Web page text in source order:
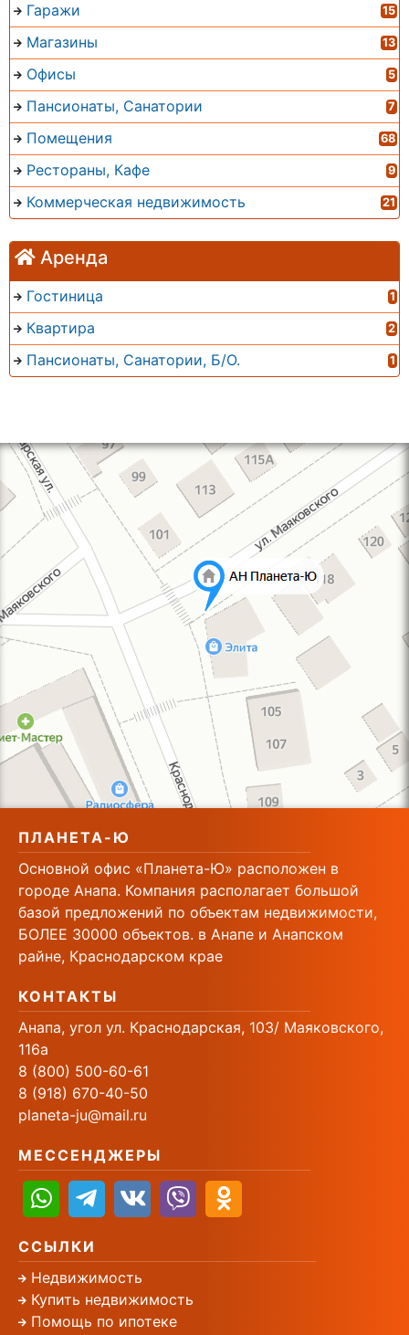
Гаражи 15
Магазины 13
Офисы 5
Пансионаты, Санатории 7
Помещения 68
Рестораны, Кафе 9
Коммерческая недвижимость 21
Аренда
Гостиница 1
Квартира 2
Пансионаты, Санатории, Б/О. 1
ПЛАНЕТА-Ю
Основной офис «Планета-Ю» расположен в
городе Анапа. Компания располагает большой
базой предложений по объектам недвижимости,
БОЛЕЕ 30000 объектов. в Анапе и Анапском
райне, Краснодарском крае
КОНТАКТЫ
Анапа, угол ул. Краснодарская, 103/ Маяковского,
116а
8 (800) 500-60-61
8 (918) 670-40-50
planeta-ju@mail.ru
МЕССЕНДЖЕРЫ
ССЫЛКИ
Недвижимость
Купить недвижимость
Помощь по ипотеке